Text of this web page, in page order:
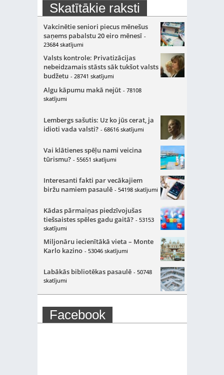
Skatītākie raksti
Vakcinētie seniori piecus mēnešus
saņems pabalstu 20 eiro mēnesī -
23684 skatījumi
Valsts kontrole: Privatizācijas
nebeidzamais stāsts sāk tukšot valsts
budžetu - 28741 skatījumi
Algu kāpumu makā nejūt - 78108
skatījumi
Lembergs sašutis: Uz ko jūs cerat, ja
idioti vada valsti? - 68616 skatījumi
Vai klātienes spēļu nami veicina
tūrismu? - 55651 skatījumi
Interesanti fakti par vecākajiem
biržu namiem pasaulē - 54198 skatījumi
Kādas pārmaiņas piedzīvojušas
tiešsaistes spēles gadu gaitā? - 53153
skatījumi
Miljonāru iecienītākā vieta – Monte
Karlo kazino - 53046 skatījumi
Labākās bibliotēkas pasaulē - 50748
skatījumi
Facebook